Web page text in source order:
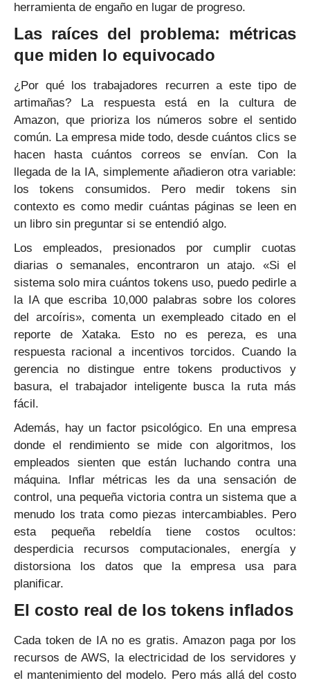
herramienta de engaño en lugar de progreso.
Las raíces del problema: métricas
que miden lo equivocado
¿Por qué los trabajadores recurren a este tipo de
artimañas? La respuesta está en la cultura de
Amazon, que prioriza los números sobre el sentido
común. La empresa mide todo, desde cuántos clics se
hacen hasta cuántos correos se envían. Con la
llegada de la IA, simplemente añadieron otra variable:
los tokens consumidos. Pero medir tokens sin
contexto es como medir cuántas páginas se leen en
un libro sin preguntar si se entendió algo.
Los empleados, presionados por cumplir cuotas
diarias o semanales, encontraron un atajo. «Si el
sistema solo mira cuántos tokens uso, puedo pedirle a
la IA que escriba 10,000 palabras sobre los colores
del arcoíris», comenta un exempleado citado en el
reporte de Xataka. Esto no es pereza, es una
respuesta racional a incentivos torcidos. Cuando la
gerencia no distingue entre tokens productivos y
basura, el trabajador inteligente busca la ruta más
fácil.
Además, hay un factor psicológico. En una empresa
donde el rendimiento se mide con algoritmos, los
empleados sienten que están luchando contra una
máquina. Inflar métricas les da una sensación de
control, una pequeña victoria contra un sistema que a
menudo los trata como piezas intercambiables. Pero
esta pequeña rebeldía tiene costos ocultos:
desperdicia recursos computacionales, energía y
distorsiona los datos que la empresa usa para
planificar.
El costo real de los tokens inflados
Cada token de IA no es gratis. Amazon paga por los
recursos de AWS, la electricidad de los servidores y
el mantenimiento del modelo. Pero más allá del costo